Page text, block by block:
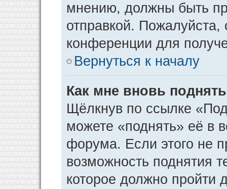
мнению, должны быть
отправкой.
конференции для
Вернуться к началу
Как мне вновь
Щёлкнув по ссылке
можете «поднять» её в
форума. Если этого не
возможность поднятия
которое должно пройти